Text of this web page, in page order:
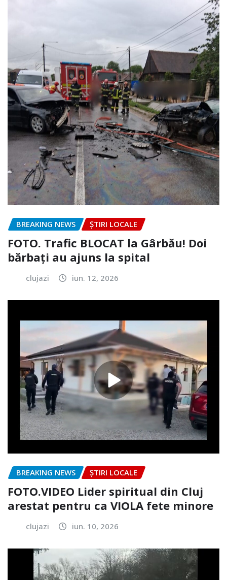
BREAKING NEWS ȘTIRI LOCALE
FOTO. Trafic BLOCAT la Gârbău! Doi
bărbați au ajuns la spital
clujazi iun. 12, 2026
BREAKING NEWS ȘTIRI LOCALE
FOTO.VIDEO Lider spiritual din Cluj
arestat pentru ca VIOLA fete minore
clujazi iun. 10, 2026